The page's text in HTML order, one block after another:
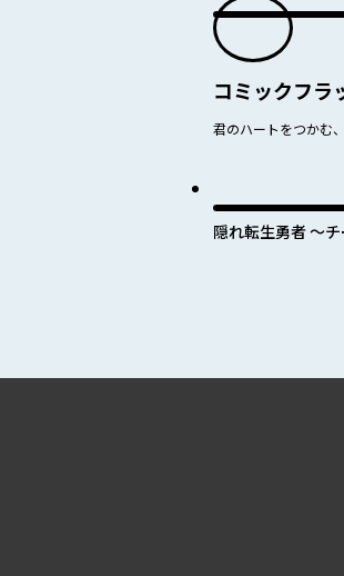
コミックフラ
君のハートをつかむ
隠れ転生勇者 ～